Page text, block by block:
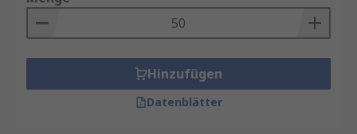
Hinzufügen
Datenblätter